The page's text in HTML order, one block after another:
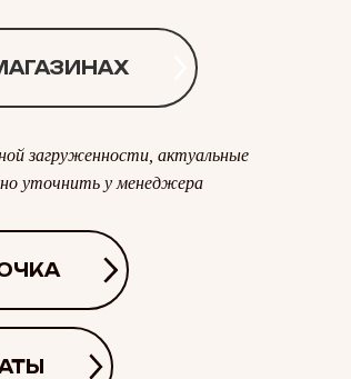
загруженности, актуальные
уточнить у менеджера